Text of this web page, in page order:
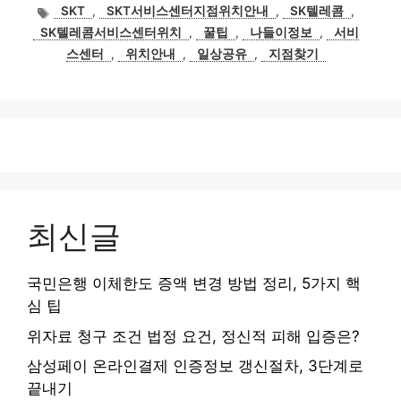
태
그
SKT , SKT서비스센터지점위치안내 , SK텔레콤 ,
SK텔레콤서비스센터위치
, 꿀팁 , 나들이정보 ,
서비
스센터
, 위치안내 , 일상공유 , 지점찾기
최신글
국민은행 이체한도 증액 변경 방법 정리, 5가지 핵
심 팁
위자료 청구 조건 법정 요건, 정신적 피해 입증은?
삼성페이 온라인결제 인증정보 갱신절차, 3단계로
끝내기